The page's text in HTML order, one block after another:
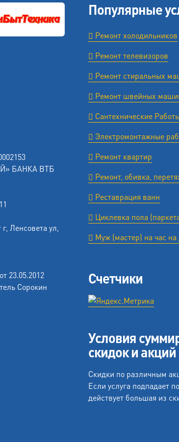
БАНКА ВТБ
Ленсовета ул,
23.05.2012
Сорокин
Популярные
Ремонт холодильников
Ремонт телевизоров
Ремонт стиральных
Ремонт швейных
Сантехнические
Электромонтажные
Ремонт квартир
Ремонт, обивка,
Реставрация ванн
Циклевка пола
Муж (мастер) на час на
Счетчики
Условия
скидок и акций
Скидки по различным
Если услуга подпадает
действует большая из